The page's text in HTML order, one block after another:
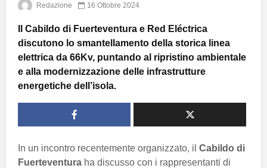
Redazione 16 Ottobre 2024
Il Cabildo di Fuerteventura e Red Eléctrica
discutono lo smantellamento della storica linea
elettrica da 66Kv, puntando al ripristino ambientale
e alla modernizzazione delle infrastrutture
energetiche dell’isola.
In un incontro recentemente organizzato, il Cabildo di
Fuerteventura ha discusso con i rappresentanti di